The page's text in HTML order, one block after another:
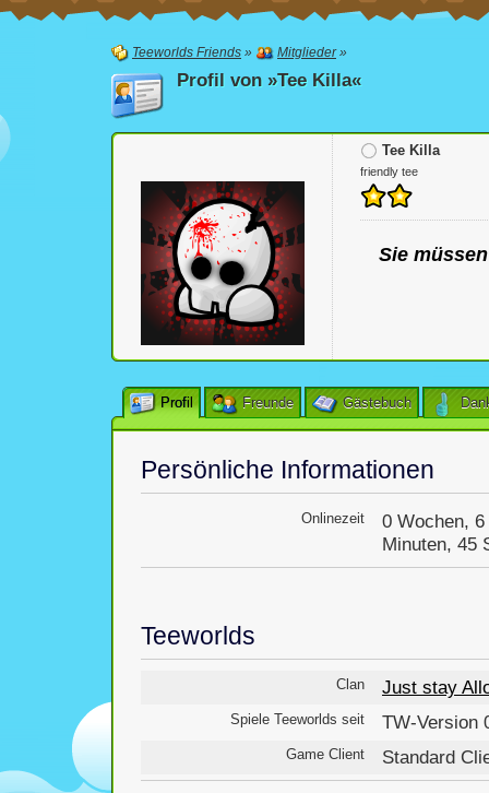
Teeworlds Friends » Mitglieder»
Profil von »Tee Killa«
Tee Killa
friendly tee
Sie
Profil Freunde Gästebuch
Persönliche Informationen
Onlinezeit
0 Wochen, 6
Minuten, 45
Teeworlds
Clan Just stay
Spiele Teeworlds seit TW-Version
Game Client Standard